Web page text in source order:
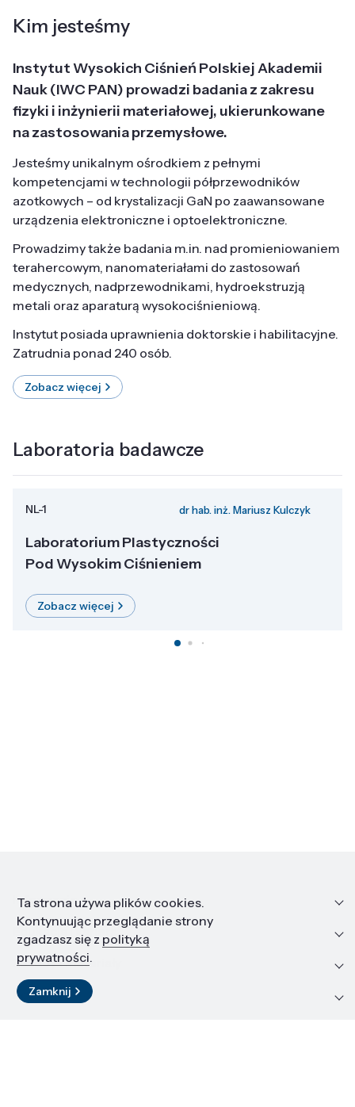
Kim jesteśmy
Instytut Wysokich Ciśnień Polskiej Akademii
Nauk (IWC PAN) prowadzi badania z zakresu
fizyki i inżynierii materiałowej, ukierunkowane
na zastosowania przemysłowe.
Jesteśmy unikalnym ośrodkiem z pełnymi
kompetencjami w technologii półprzewodników
azotkowych – od krystalizacji GaN po zaawansowane
urządzenia elektroniczne i optoelektroniczne.
Prowadzimy także badania m.in. nad promieniowaniem
terahercowym, nanomateriałami do zastosowań
medycznych, nadprzewodnikami, hydroekstruzją
metali oraz aparaturą wysokociśnieniową.
Instytut posiada uprawnienia doktorskie i habilitacyjne.
Zatrudnia ponad 240 osób.
Zobacz więcej
Laboratoria badawcze
NL-1 dr hab. inż. Mariusz Kulczyk
Laboratorium Plastyczności
Pod Wysokim Ciśnieniem
Zobacz więcej
Informacje
Edukacja i kariera
Zasoby i materiały
Kontakt
Ta strona używa plików cookies.
Kontynuując przeglądanie strony
zgadzasz się z polityką
prywatności.
Zamknij